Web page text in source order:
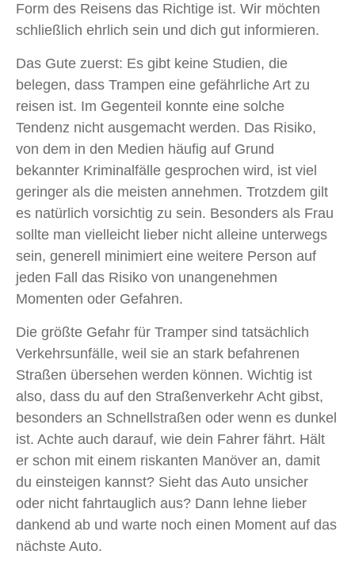
Form des Reisens das Richtige ist. Wir möchten
schließlich ehrlich sein und dich gut informieren.
Das Gute zuerst: Es gibt keine Studien, die
belegen, dass Trampen eine gefährliche Art zu
reisen ist. Im Gegenteil konnte eine solche
Tendenz nicht ausgemacht werden. Das Risiko,
von dem in den Medien häufig auf Grund
bekannter Kriminalfälle gesprochen wird, ist viel
geringer als die meisten annehmen. Trotzdem gilt
es natürlich vorsichtig zu sein. Besonders als Frau
sollte man vielleicht lieber nicht alleine unterwegs
sein, generell minimiert eine weitere Person auf
jeden Fall das Risiko von unangenehmen
Momenten oder Gefahren.
Die größte Gefahr für Tramper sind tatsächlich
Verkehrsunfälle, weil sie an stark befahrenen
Straßen übersehen werden können. Wichtig ist
also, dass du auf den Straßenverkehr Acht gibst,
besonders an Schnellstraßen oder wenn es dunkel
ist. Achte auch darauf, wie dein Fahrer fährt. Hält
er schon mit einem riskanten Manöver an, damit
du einsteigen kannst? Sieht das Auto unsicher
oder nicht fahrtauglich aus? Dann lehne lieber
dankend ab und warte noch einen Moment auf das
nächste Auto.